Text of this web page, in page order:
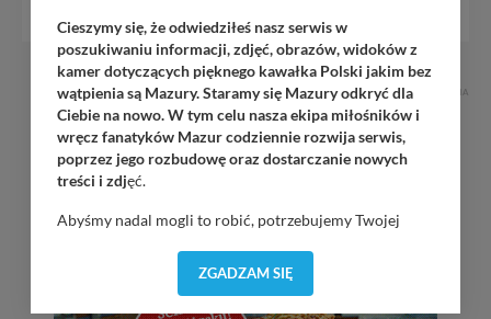
REKLAMA
Cieszymy się, że odwiedziłeś nasz serwis w
poszukiwaniu informacji, zdjęć, obrazów, widoków z
kamer dotyczących pięknego kawałka Polski jakim bez
wątpienia są Mazury. Staramy się Mazury odkryć dla
Ciebie na nowo. W tym celu nasza ekipa miłośników i
wręcz fanatyków Mazur codziennie rozwija serwis,
poprzez jego rozbudowę oraz dostarczanie nowych
treści i zdjęć.
Abyśmy nadal mogli to robić, potrzebujemy Twojej
dostosować do Twoich preferencji. Twoje dane (w tym
pliki cookies) będą zapisywane w celu usprawnienia
ZGADZAM SIĘ